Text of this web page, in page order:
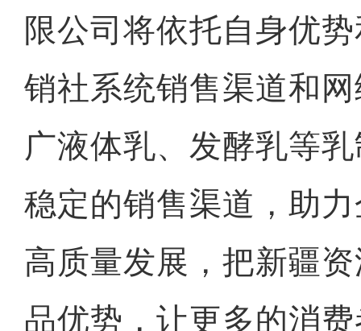
限公司将依托自身优
销社系统销售渠道和
广液体乳、发酵乳等
稳定的销售渠道，助
高质量发展，把新疆
品优势，让更多的消